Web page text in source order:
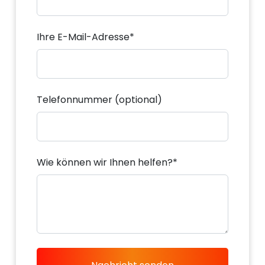
Ihre E-Mail-Adresse*
Telefonnummer (optional)
Wie können wir Ihnen helfen?*